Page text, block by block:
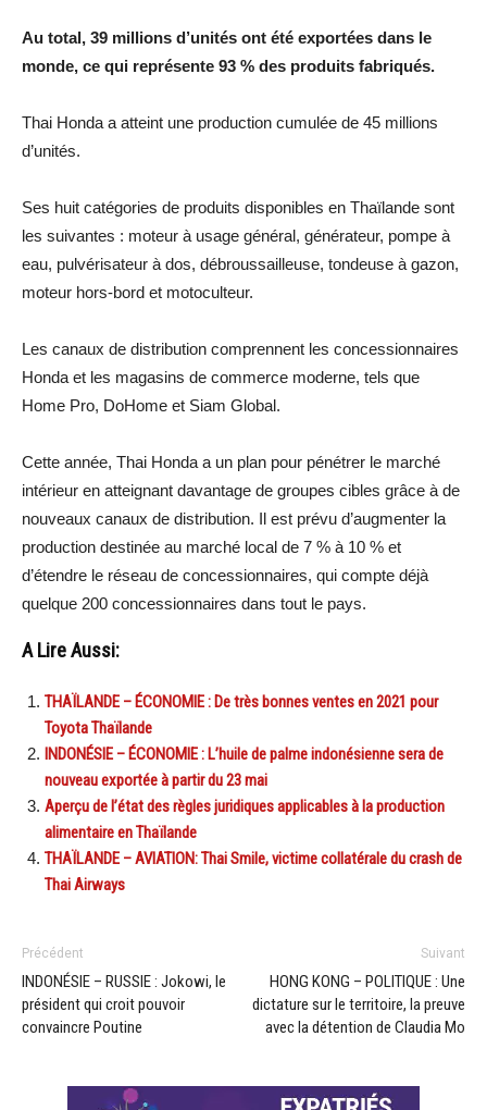
Au total, 39 millions d’unités ont été exportées dans le
monde, ce qui représente 93 % des produits fabriqués.
Thai Honda a atteint une production cumulée de 45 millions
d’unités.
Ses huit catégories de produits disponibles en Thaïlande sont
les suivantes : moteur à usage général, générateur, pompe à
eau, pulvérisateur à dos, débroussailleuse, tondeuse à gazon,
moteur hors-bord et motoculteur.
Les canaux de distribution comprennent les concessionnaires
Honda et les magasins de commerce moderne, tels que
Home Pro, DoHome et Siam Global.
Cette année, Thai Honda a un plan pour pénétrer le marché
intérieur en atteignant davantage de groupes cibles grâce à de
nouveaux canaux de distribution. Il est prévu d’augmenter la
production destinée au marché local de 7 % à 10 % et
d’étendre le réseau de concessionnaires, qui compte déjà
quelque 200 concessionnaires dans tout le pays.
A Lire Aussi:
THAÏLANDE – ÉCONOMIE : De très bonnes ventes en 2021 pour
Toyota Thaïlande
INDONÉSIE – ÉCONOMIE : L’huile de palme indonésienne sera de
nouveau exportée à partir du 23 mai
Aperçu de l’état des règles juridiques applicables à la production
alimentaire en Thaïlande
THAÏLANDE – AVIATION: Thai Smile, victime collatérale du crash de
Thai Airways
Précédent
INDONÉSIE – RUSSIE : Jokowi, le
président qui croit pouvoir
convaincre Poutine
Suivant
HONG KONG – POLITIQUE : Une
dictature sur le territoire, la preuve
avec la détention de Claudia Mo